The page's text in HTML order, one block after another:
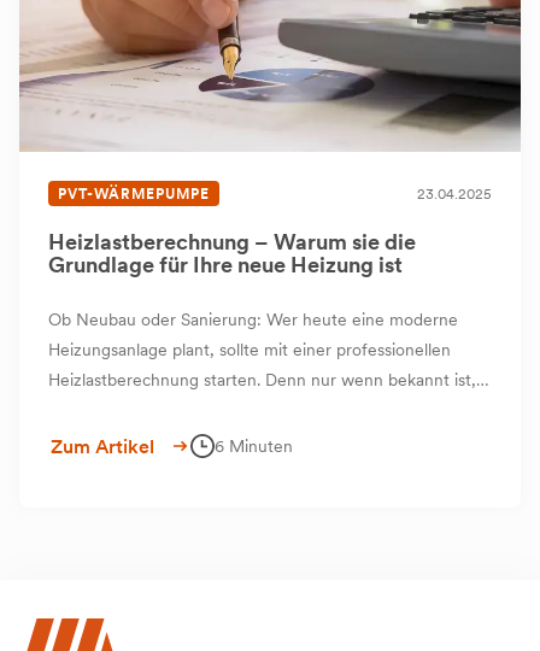
PVT-WÄRMEPUMPE 23.04.2025
Heizlastberechnung – Warum sie die
Grundlage für Ihre neue Heizung ist
Ob Neubau oder Sanierung: Wer heute eine moderne
Heizungsanlage plant, sollte mit einer professionellen
Heizlastberechnung starten. Denn nur wenn bekannt ist,
die Heiztechnik optimal darauf abgestimmt werden – ganz
Zum Artikel 6 Minuten